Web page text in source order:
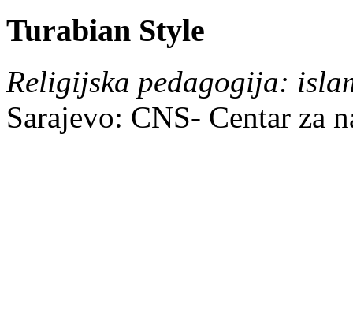
Turabian Style
Religijska pedagogija:
Sarajevo: CNS- Centar za